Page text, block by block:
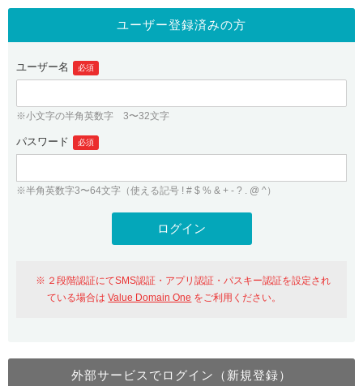
.jpドメインオークション
gTLDオークション NEW!
.jpドメインバックオーダー
プレミアムドメイン
人気ドメインの種類
WHOIS検索
紹介制度
バリュードメインAPI
ドメイン・ホスティングOEM
ログイン
従来のバリュードメインをご利用希望の方
Value Domainにログイン
おすすめ One レンタルサーバーを含む最新の機能を使う方
Value Domain Oneにログイン
ユーザー登録
ユーザー登録済みの方
ユーザー名 必須
※小文字の半角英数字 3〜32文字
パスワード 必須
※半角英数字3〜64文字（使える記号 ! # $ % & + - ? . @ ^）
２段階認証にてSMS認証・アプリ認証・パスキー認証を設定され
ている場合はValue Domain One をご利用ください。
外部サービスでログイン（新規登録）